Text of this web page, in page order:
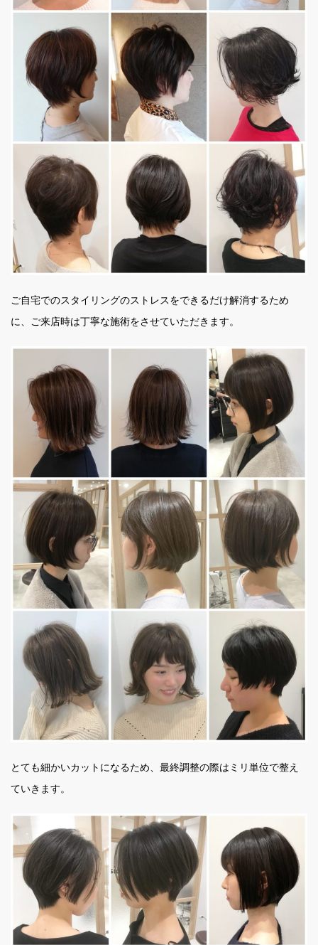
ご自宅でのスタイリングのストレスをできるだけ解消するため
に、ご来店時は丁寧な施術をさせていただきます。
とても細かいカットになるため、最終調整の際はミリ単位で整え
ていきます。